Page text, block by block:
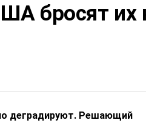
бросят их
деградируют. Решающий